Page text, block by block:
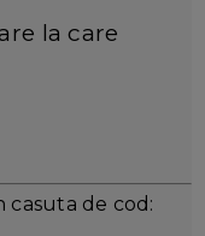
la care
de cod: